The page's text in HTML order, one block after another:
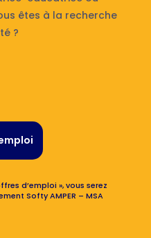
êtes à la recherche
?
d’emploi », vous serez
Softy AMPER – MSA